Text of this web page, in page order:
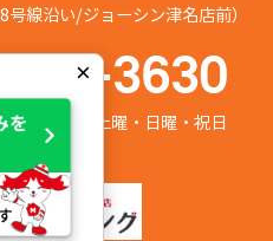
号線沿い/ジョーシン津名店前）
3630
日:第2/第4土曜・日曜・祝日
×